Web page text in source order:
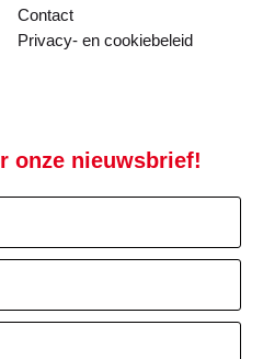
Contact
Privacy- en cookiebeleid
onze nieuwsbrief!